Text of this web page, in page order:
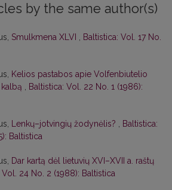
by the same author(s)
Smulkmena XLVI
Baltistica: Vol. 17 No.
Kelios pastabos apie Volfenbiutelio
Baltistica: Vol. 22 No. 1 (1986):
Lenkų–jotvingių žodynėlis?
Baltistica:
Baltistica
Dar kartą dėl lietuvių XVI–XVII a. raštų
Vol. 24 No. 2 (1988): Baltistica